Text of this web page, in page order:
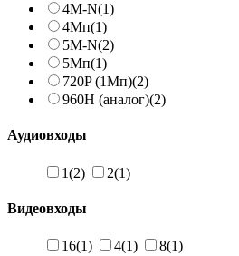
4M-N(1)
4Мп(1)
5M-N(2)
5Мп(1)
720P (1Мп)(2)
960H (аналог)(2)
Аудиовходы
1(2) 2(1)
Видеовходы
16(1) 4(1) 8(1)